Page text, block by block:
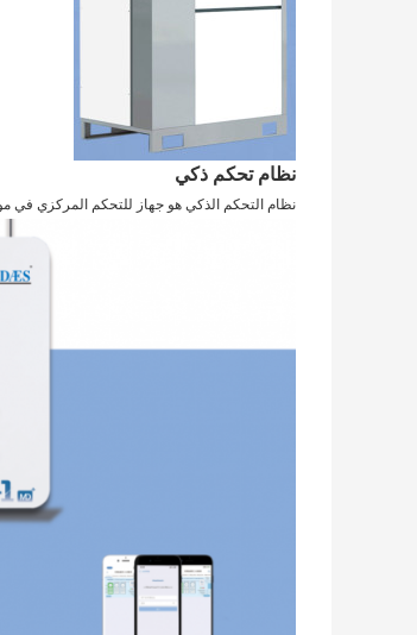
نظام تحكم ذكي
نظام التحكم الذكي هو جهاز للتحكم المركزي في